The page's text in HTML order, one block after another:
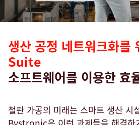
생산 공정 네트워크화
Suite
소프트웨어를 이용한 효
철판 가공의 미래는 스마트 생산 시